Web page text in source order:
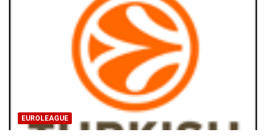
EUROLEAGUE